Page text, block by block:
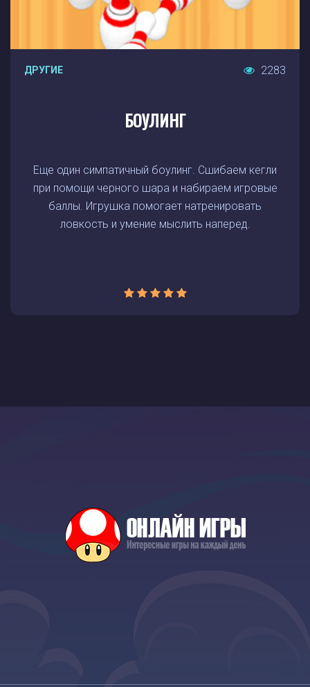
ДРУГИЕ 2283
БОУЛИНГ
Еще один симпатичный боулинг. Сшибаем кегли
при помощи черного шара и набираем игровые
баллы. Игрушка помогает натренировать
ловкость и умение мыслить наперед.